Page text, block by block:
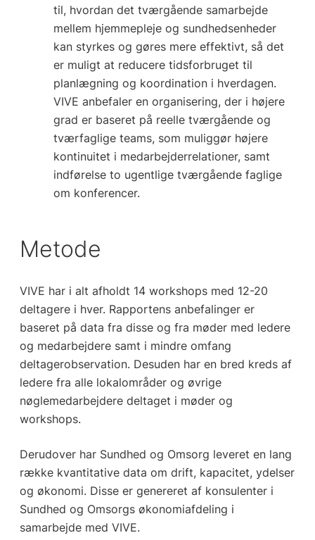
til, hvordan det tværgående samarbejde
mellem hjemmepleje og sundhedsenheder
kan styrkes og gøres mere effektivt, så det
er muligt at reducere tidsforbruget til
planlægning og koordination i hverdagen.
VIVE anbefaler en organisering, der i højere
grad er baseret på reelle tværgående og
tværfaglige teams, som muliggør højere
kontinuitet i medarbejderrelationer, samt
indførelse to ugentlige tværgående faglige
om konferencer.
Metode
VIVE har i alt afholdt 14 workshops med 12-20
deltagere i hver. Rapportens anbefalinger er
baseret på data fra disse og fra møder med ledere
og medarbejdere samt i mindre omfang
deltagerobservation. Desuden har en bred kreds af
ledere fra alle lokalområder og øvrige
nøglemedarbejdere deltaget i møder og
workshops.
Derudover har Sundhed og Omsorg leveret en lang
række kvantitative data om drift, kapacitet, ydelser
og økonomi. Disse er genereret af konsulenter i
Sundhed og Omsorgs økonomiafdeling i
samarbejde med VIVE.